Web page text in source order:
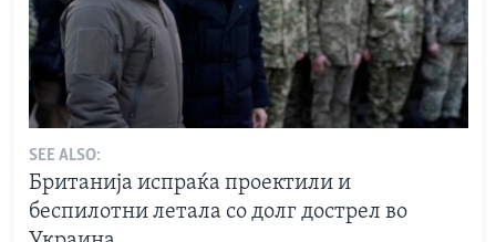
SEE ALSO:
Британија испраќа проектили и
беспилотни летала со долг дострел во